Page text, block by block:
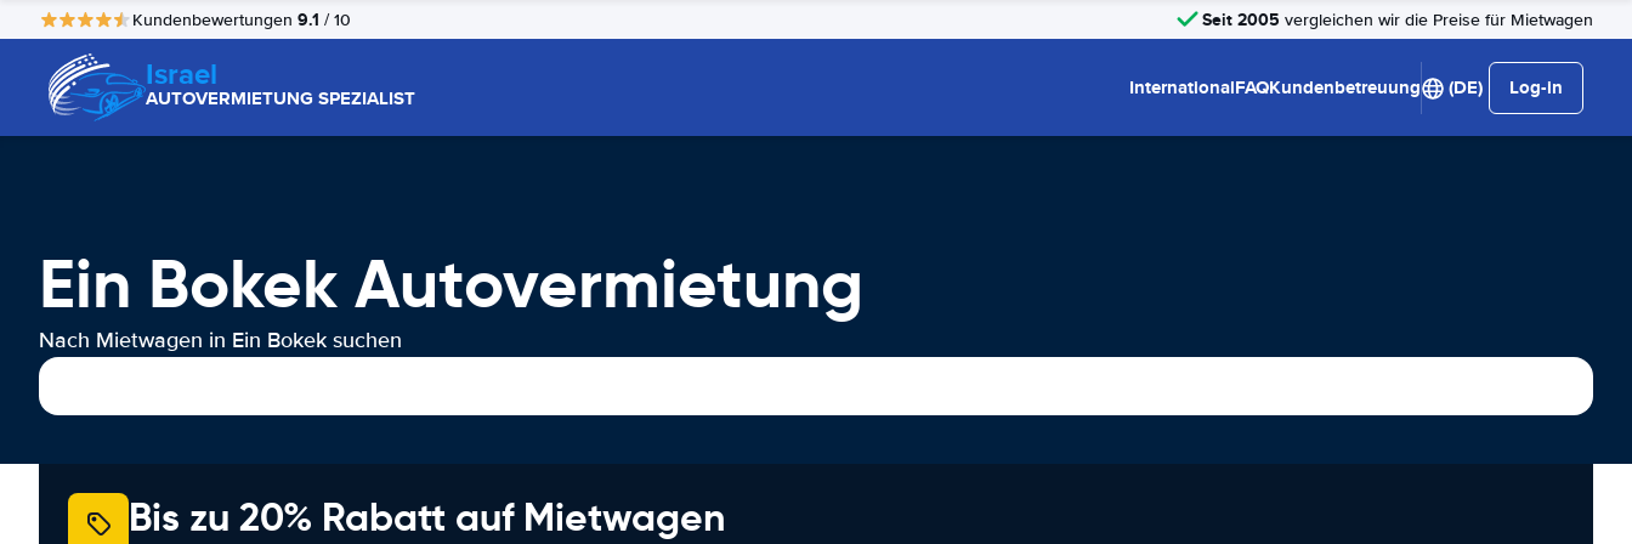
Kundenbewertungen 9.1 / 10 Seit 2005 vergleichen wir die Preise für Mietwagen
Israel
AUTOVERMIETUNG SPEZIALIST InternationalFAQKundenbetreuung (DE) Log-in
Ein Bokek Autovermietung
Nach Mietwagen in Ein Bokek suchen
Bis zu 20% Rabatt auf Mietwagen